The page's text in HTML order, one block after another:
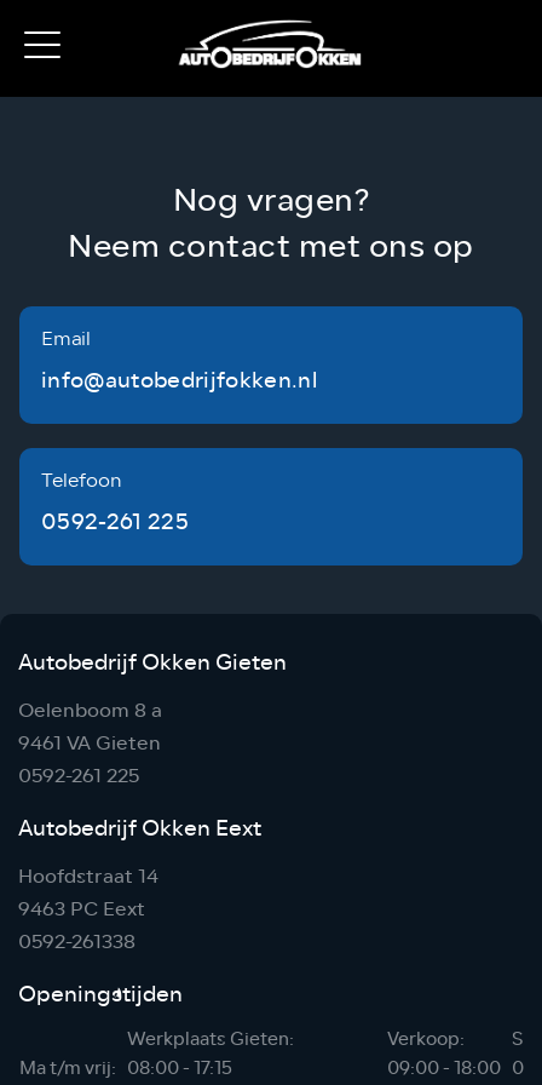
Nog vragen?
Neem contact met ons op
Email
info@autobedrijfokken.nl
Telefoon
0592-261 225
Autobedrijf Okken Gieten
Oelenboom 8 a
9461 VA Gieten
0592-261 225
Autobedrijf Okken Eext
Hoofdstraat 14
9463 PC Eext
0592-261338
Openingstijden
Werkplaats Gieten: Verkoop:
Ma t/m vrij: 08:00 - 17:15 09:00 - 18:00